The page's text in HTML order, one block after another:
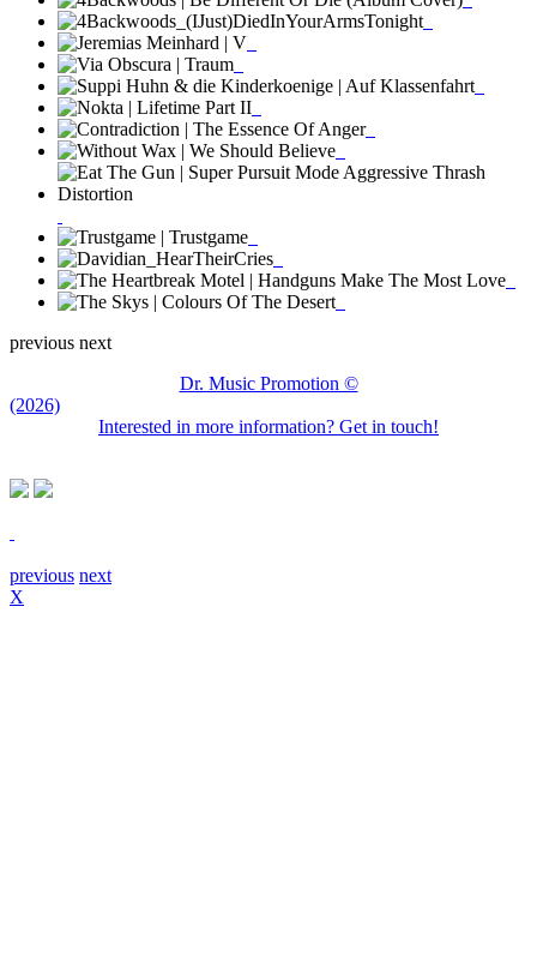
previous next
Dr. Music Promotion ©
(2026)
Interested in more information? Get in touch!
previous next
X